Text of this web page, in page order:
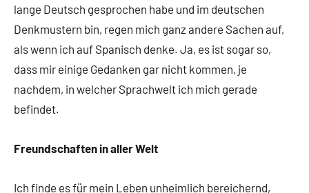
lange Deutsch gesprochen habe und im deutschen
Denkmustern bin, regen mich ganz andere Sachen auf,
als wenn ich auf Spanisch denke. Ja, es ist sogar so,
dass mir einige Gedanken gar nicht kommen, je
nachdem, in welcher Sprachwelt ich mich gerade
befindet.
Freundschaften in aller Welt
Ich finde es für mein Leben unheimlich bereichernd,